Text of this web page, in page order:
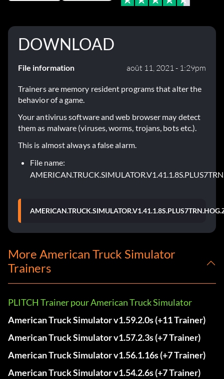
DOWNLOAD
File information août 11, 2021 - 1:29pm
Trainers are memory resident programs that alter the
behavior of a game.
Your antivirus software and web browser may detect
them as malware (viruses, worms, trojans, bots etc.).
This is almost always a false alarm.
File name:
More American Truck Simulator
Trainers
PLITCH Trainer pour American Truck Simulator
American Truck Simulator v1.59.2.0s (+11 Trainer)
American Truck Simulator v1.57.2.3s (+7 Trainer)
American Truck Simulator v1.56.1.16s (+7 Trainer)
American Truck Simulator v1.54.2.6s (+7 Trainer)